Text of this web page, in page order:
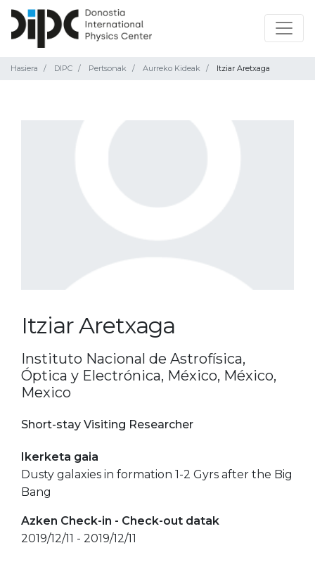
Hasiera DIPC Pertsonak Aurreko Kideak Itziar Aretxaga
Itziar Aretxaga
Instituto Nacional de Astrofísica,
Óptica y Electrónica, México, México,
Mexico
Short-stay Visiting Researcher
Ikerketa gaia
Dusty galaxies in formation 1-2 Gyrs after the Big
Bang
Azken Check-in - Check-out datak
2019/12/11 - 2019/12/11